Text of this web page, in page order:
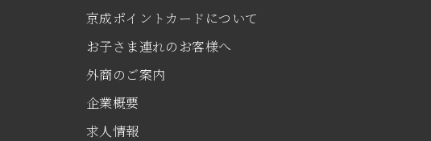
京成ポイントカードについて
お子さま連れのお客様へ
外商のご案内
企業概要
求人情報